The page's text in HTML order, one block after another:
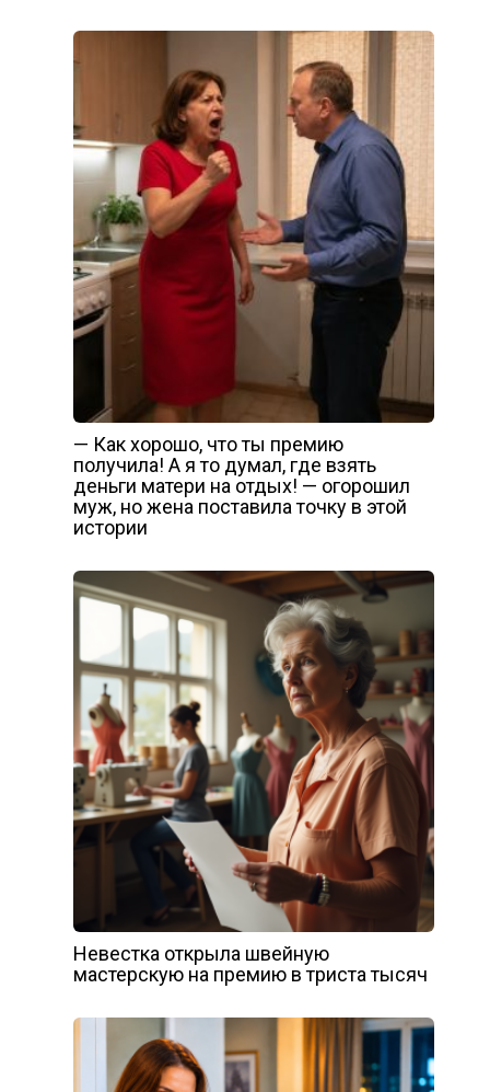
— Как хорошо, что ты премию
получила! А я то думал, где взять
деньги матери на отдых! — огорошил
муж, но жена поставила точку в этой
истории
Невестка открыла швейную
мастерскую на премию в триста тысяч